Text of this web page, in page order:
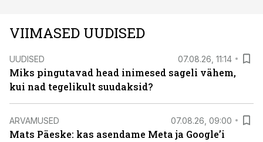
VIIMASED UUDISED
UUDISED 07.08.26, 11:14
Miks pingutavad head inimesed sageli vähem,
kui nad tegelikult suudaksid?
ARVAMUSED 07.08.26, 09:00
Mats Päeske: kas asendame Meta ja Google’i